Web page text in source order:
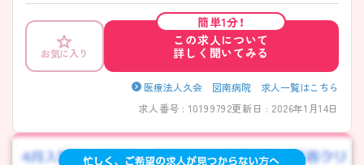
面接ポイントをお伝えしますので、お気軽にご連絡ください！
お気に入り
簡単1分！
この求人について
詳しく聞いてみる
医療法人久会 図南病院 求人一覧はこちら
求人番号 : 10199792更新日 : 2026年1月14日